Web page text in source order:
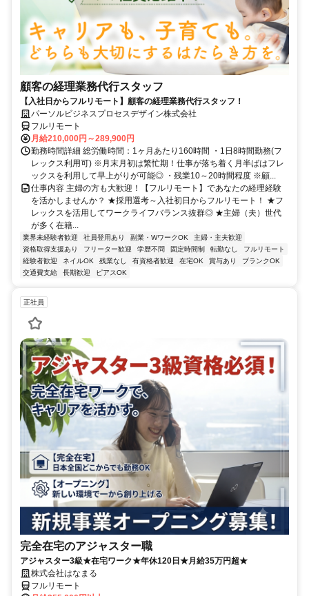
顧客の経理業務代行スタッフ
【入社日からフルリモート】顧客の経理業務代行スタッフ！
パーソルビジネスプロセスデザイン株式会社
フルリモート
月給210,000円～289,900円
勤務時間詳細 総労働時間：1ヶ月あたり160時間 ・1日8時間勤務(フ
レックス利用可) ※月末月初は繁忙期！仕事が落ち着く月半ばはフレ
ックスを利用して早上がりが可能◎ ・残業10～20時間程度 ※顧...
仕事内容 主婦の方も大歓迎！【フルリモート】であなたの経理経験
を活かしませんか？ ★採用選考～入社初日からフルリモート！ ★フ
レックスを活用してワークライフバランス抜群◎ ★主婦（夫）世代
が多く在籍...
業界未経験者歓迎 社員登用あり 副業・WワークOK
主婦・主夫歓迎
資格取得支援あり
フリーター歓迎 学歴不問 固定時間制 転勤なし
フルリモート
経験者歓迎
ネイルOK 残業なし 有資格者歓迎 在宅OK 賞与あり
ブランクOK
交通費支給
長期歓迎 ピアスOK
正社員
完全在宅のアジャスター職
アジャスター3級★在宅ワーク★年休120日★月給35万円超★
株式会社はなまる
フルリモート